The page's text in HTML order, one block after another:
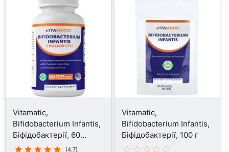
Vitamatic,
Bifidobacterium Infantis,
Біфідобактерії, 60
капсул
(4.7)
Vitamatic,
Bifidobacterium Infantis,
Біфідобактерії, 100 г